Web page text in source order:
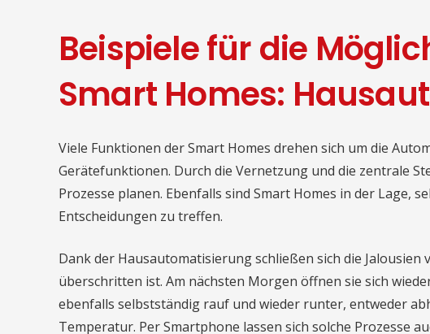
Beispiele für die
Smart Homes:
Viele Funktionen der Smart Homes drehen sich um die
Gerätefunktionen. Durch die Vernetzung und die zentrale
Prozesse planen. Ebenfalls sind Smart Homes in der Lage,
Entscheidungen zu treffen.
Dank der Hausautomatisierung schließen sich die
überschritten ist. Am nächsten Morgen öffnen sie sich
ebenfalls selbstständig rauf und wieder runter, entweder
Temperatur. Per Smartphone lassen sich solche Prozesse